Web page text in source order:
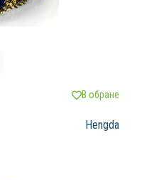
В обране
Hengda